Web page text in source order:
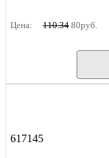
Цена: 110.34 80руб.
617145